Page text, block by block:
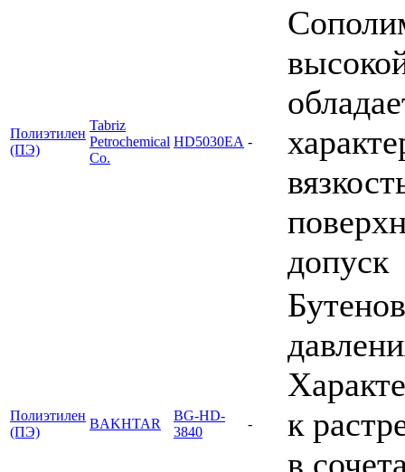
Полиэтилен
(ПЭ)
Tabriz
Petrochemical
Co.
HD5030EA -
допуск
Полиэтилен
(ПЭ)
BAKHTAR
BG-HD-
3840
-
к
в